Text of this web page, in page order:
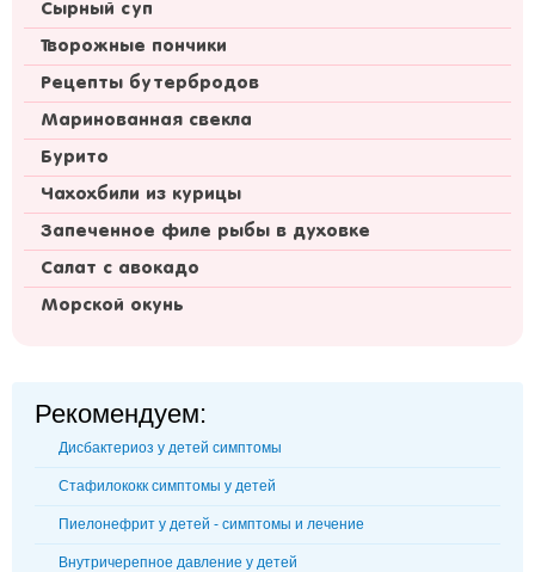
Сырный суп
Творожные пончики
Рецепты бутербродов
Маринованная свекла
Бурито
Чахохбили из курицы
Запеченное филе рыбы в духовке
Салат с авокадо
Морской окунь
Рекомендуем:
Дисбактериоз у детей симптомы
Стафилококк симптомы у детей
Пиелонефрит у детей - симптомы и лечение
Внутричерепное давление у детей